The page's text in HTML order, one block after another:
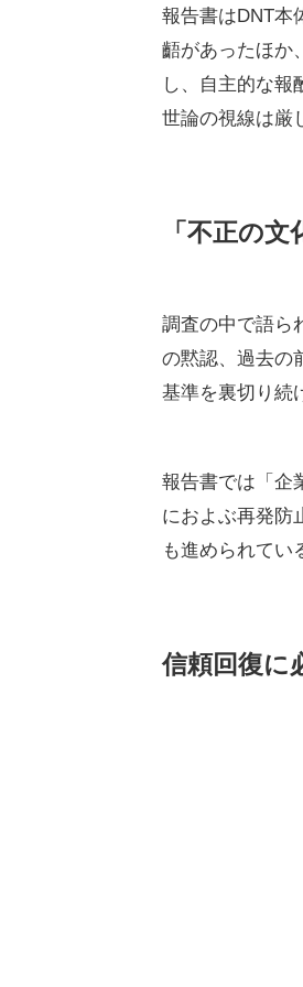
報告書はDNT本
齬があったほか
し、自主的な報
世論の視線は厳
「不正の
調査の中で語ら
の黙認、過去の
基準を裏切り続
報告書では「企
におよぶ再発防
も進められてい
信頼回復に